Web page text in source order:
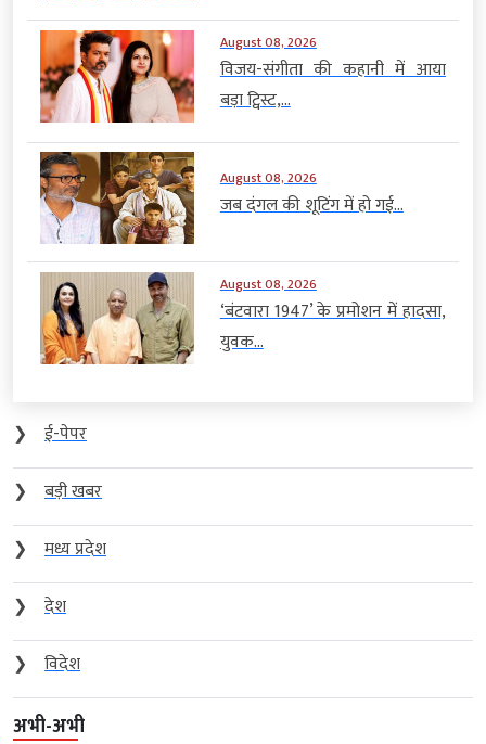
August 08, 2026
विजय-संगीता की कहानी में आया
बड़ा ट्विस्ट,...
August 08, 2026
जब दंगल की शूटिंग में हो गई...
August 08, 2026
‘बंटवारा 1947’ के प्रमोशन में हादसा,
युवक...
❯
ई-पेपर
❯
बड़ी खबर
❯
मध्य प्रदेश
❯
देश
❯
विदेश
अभी-अभी